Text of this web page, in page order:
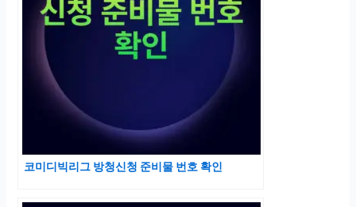
코미디빅리그 방청신청 준비물 번호 확인